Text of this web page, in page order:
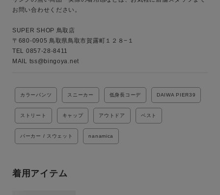
お問い合わせください。
SUPER SHOP 鳥取店
〒680-0905 鳥取県鳥取市賀露町１２８−１
TEL 0857-28-8411
MAIL tss@bingoya.net
カラーパンツ スニーカー 低身長コーデ DAIWA PIER39
ストリート キャップ アウトドア ベスト
パーカー / スウェット nanamica
着用アイテム